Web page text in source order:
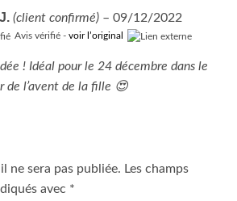
5(client confirmé) – 09/12/2022
Avis vérifié - voir l’original
! Idéal pour le 24 décembre dans le
de l’avent de la fille 😍
ne sera pas publiée. Les champs
avec *